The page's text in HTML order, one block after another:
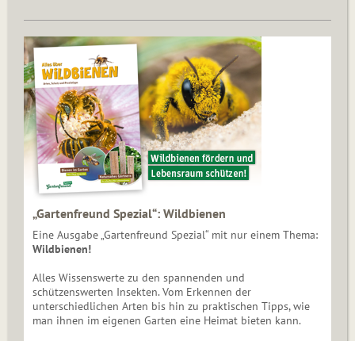
„Gartenfreund Spezial“: Wildbienen
Eine Ausgabe „Gartenfreund Spezial“ mit nur einem Thema:
Wildbienen!
Alles Wissenswerte zu den spannenden und
schützenswerten Insekten. Vom Erkennen der
unterschiedlichen Arten bis hin zu praktischen Tipps, wie
man ihnen im eigenen Garten eine Heimat bieten kann.